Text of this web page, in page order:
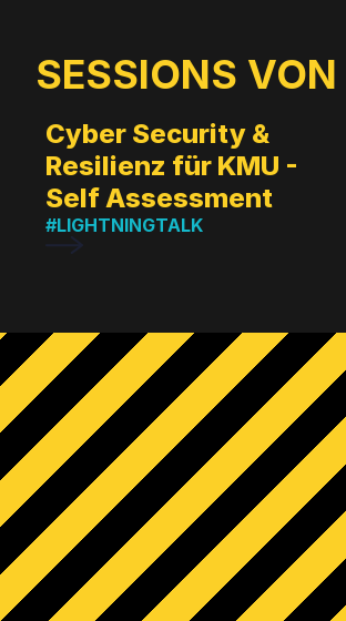
SESSIONS VON
Cyber Security &
Resilienz für KMU -
Self Assessment
#LIGHTNINGTALK